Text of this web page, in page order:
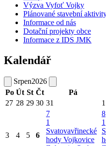
Výzva Vyfoť Vojky
Plánované stavební
Informace od nás
Dotační projekty obce
Informace z IDS JMK
Kalendář
Srpen2026
Po Út St Čt Pá
27 28 29 30 31 1
3 4 5 6
7
1
Svatovavřinecké
hody Vojkovice
8
1